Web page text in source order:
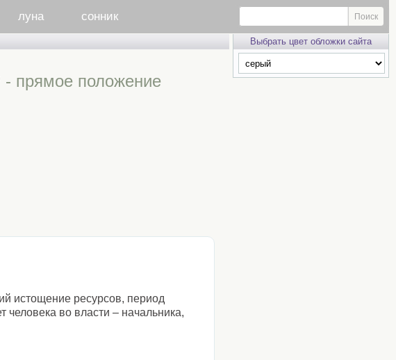
луна сонник
прямое положение
истощение ресурсов, период
человека во власти – начальника,
Выбрать цвет обложки сайта